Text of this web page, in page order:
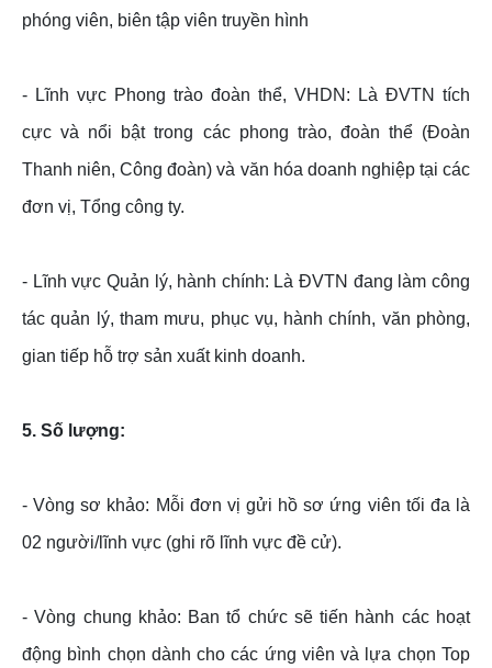
phóng viên, biên tập viên truyền hình
- Lĩnh vực Phong trào đoàn thể, VHDN: Là ĐVTN tích
cực và nổi bật trong các phong trào, đoàn thể (Đoàn
Thanh niên, Công đoàn) và văn hóa doanh nghiệp tại các
đơn vị, Tổng công ty.
- Lĩnh vực Quản lý, hành chính: Là ĐVTN đang làm công
tác quản lý, tham mưu, phục vụ, hành chính, văn phòng,
gian tiếp hỗ trợ sản xuất kinh doanh.
5. Số lượng:
- Vòng sơ khảo: Mỗi đơn vị gửi hồ sơ ứng viên tối đa là
02 người/lĩnh vực (ghi rõ lĩnh vực đề cử).
- Vòng chung khảo: Ban tổ chức sẽ tiến hành các hoạt
động bình chọn dành cho các ứng viên và lựa chọn Top